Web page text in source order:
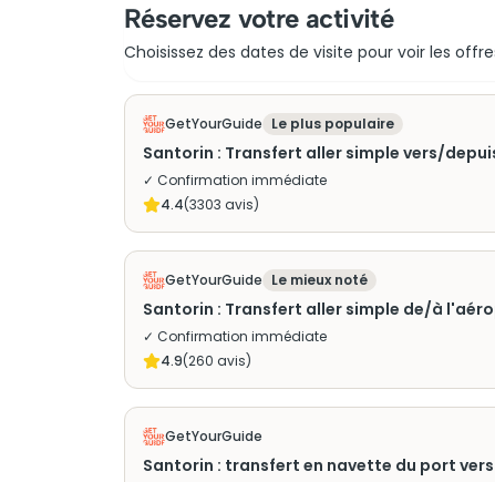
Réservez votre activité
Choisissez des dates de visite pour voir les
GetYourGuide Le plus populaire
Santorin : Transfert aller simple vers/
✓ Confirmation immédiate
4.4(3303 avis)
GetYourGuide Le mieux noté
Santorin : Transfert aller simple de/à
✓ Confirmation immédiate
4.9(260 avis)
GetYourGuide
Santorin : transfert en navette du port